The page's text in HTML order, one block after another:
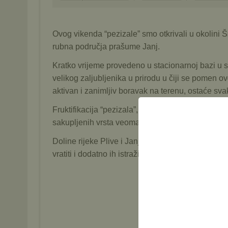
Ovog vikenda “pezizale” smo otkrivali u okolini
rubna područja prašume Janj.
Kratko vrijeme provedeno u stacionarnoj bazi u
velikog zaljubljenika u prirodu u čiji se pomen
aktivan i zanimljiv boravak na terenu, ostaće
Fruktifikacija “pezizala”, i to prvenstveno onih
sakupljenih vrsta veoma dobar za ovo doba
Doline rijeke Plive i Janj, te područje
vratiti i dodatno ih istražiti. Nadajmo se da će to